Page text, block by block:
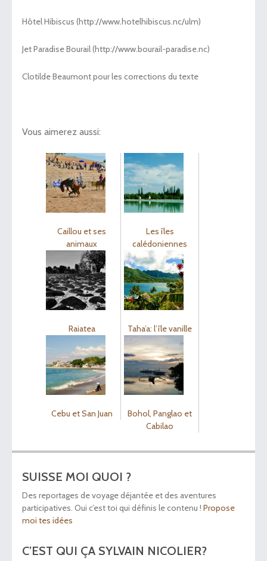
Hôtel Hibiscus (http://www.hotelhibiscus.nc/ulm)
Jet Paradise Bourail (http://www.bourail-paradise.nc)
Clotilde Beaumont pour les corrections du texte
Vous aimerez aussi:
Caillou et ses
animaux
Les îles
calédoniennes
Raiatea Taha’a: l’île vanille
Cebu et San Juan
Bohol, Panglao et
Cabilao
SUISSE MOI QUOI ?
Des reportages de voyage déjantée et des aventures
participatives. Oui c’est toi qui définis le contenu ! Propose
moi tes idées
C’EST QUI ÇA SYLVAIN NICOLIER?